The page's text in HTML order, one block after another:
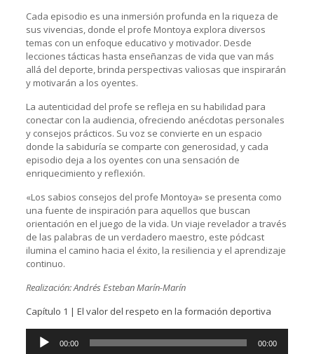
Cada episodio es una inmersión profunda en la riqueza de
sus vivencias, donde el profe Montoya explora diversos
temas con un enfoque educativo y motivador. Desde
lecciones tácticas hasta enseñanzas de vida que van más
allá del deporte, brinda perspectivas valiosas que inspirarán
y motivarán a los oyentes.
La autenticidad del profe se refleja en su habilidad para
conectar con la audiencia, ofreciendo anécdotas personales
y consejos prácticos. Su voz se convierte en un espacio
donde la sabiduría se comparte con generosidad, y cada
episodio deja a los oyentes con una sensación de
enriquecimiento y reflexión.
«Los sabios consejos del profe Montoya» se presenta como
una fuente de inspiración para aquellos que buscan
orientación en el juego de la vida. Un viaje revelador a través
de las palabras de un verdadero maestro, este pódcast
ilumina el camino hacia el éxito, la resiliencia y el aprendizaje
continuo.
Realización: Andrés Esteban Marín-Marín
Capítulo 1 | El valor del respeto en la formación deportiva
Reproductor
00:00 00:00